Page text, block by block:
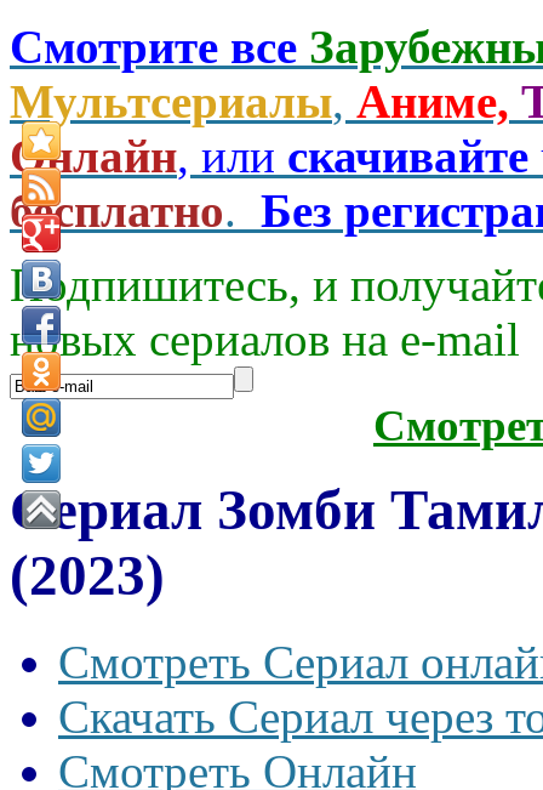
Смотрите все
Мультсериалы, Аниме,
Онлайн, или скачивайте
бесплатно. Без
Подпишитесь, и
новых сериалов на e-mаil
Сериал Зомби
(2023)
Смотреть Сериал
Скачать Сериал через
Смотреть Онлайн